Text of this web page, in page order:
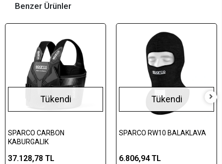
Benzer Ürünler
Tükendi
SPARCO CARBON
KABURGALIK
37.128,78 TL
Tükendi
SPARCO RW10 BALAKLAVA
6.806,94 TL